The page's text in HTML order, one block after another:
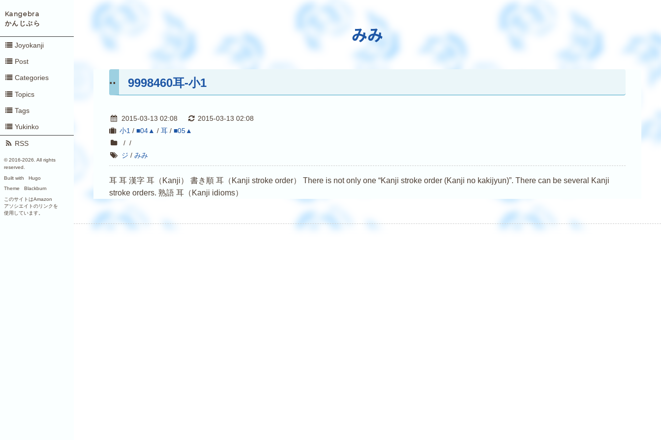
Kangebra
かんじぶら
Joyokanji
Post
Categories
Topics
Tags
Yukinko
RSS
© 2016-2026. All rights
reserved.
Built with
Hugo
Theme
Blackburn
このサイトはAmazon
アソシエイトのリンクを
使用しています。
みみ
9998460耳-小1
2015-03-13 02:08
2015-03-13 02:08
小1/ ■04▲ / 耳/ ■05▲
/ /
ジ /みみ
耳 耳 漢字 耳（Kanji） 書き順 耳（Kanji stroke order） There is not only one “Kanji stroke order (Kanji no kakijyun)”. There can be several Kanji
stroke orders. 熟語 耳（Kanji idioms）